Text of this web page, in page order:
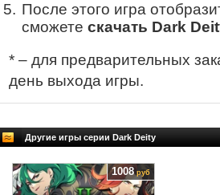
После этого игра
сможете скачать Dark
* – для предварительных
день выхода игры.
Другие игры серии Dark Deity
1008руб